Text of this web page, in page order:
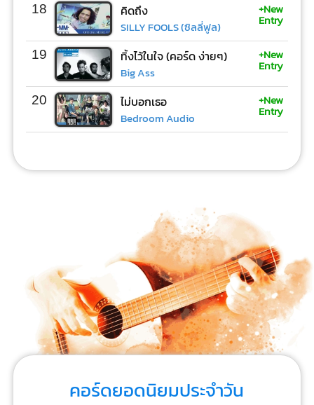
18 คิดถึง
SILLY FOOLS (ซิลลี่ฟูล)
+New
Entry
19 ทิ้งไว้ในใจ (คอร์ด ง่ายๆ)
Big Ass
+New
Entry
20 ไม่บอกเธอ
Bedroom Audio
+New
Entry
คอร์ดยอดนิยมประจำวัน